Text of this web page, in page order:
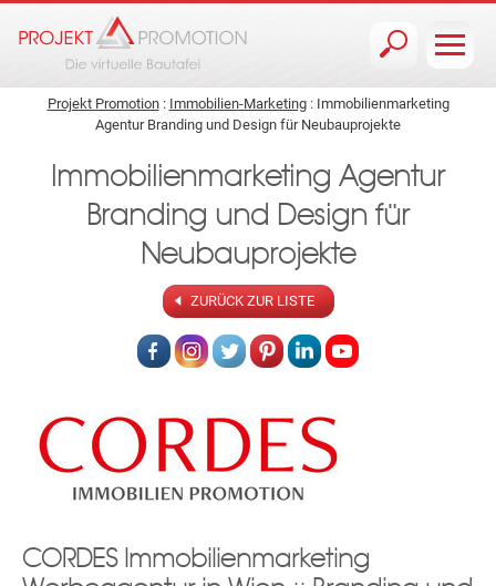
Projekt Promotion: Immobilien-Marketing: Immobilienmarketing
Agentur Branding und Design für Neubauprojekte
Immobilienmarketing Agentur
Branding und Design für
Neubauprojekte
ZURÜCK ZUR LISTE
CORDES Immobilienmarketing